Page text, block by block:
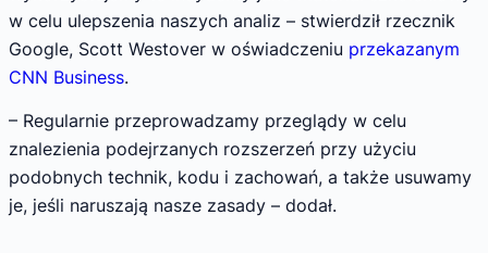
w celu ulepszenia naszych analiz – stwierdził rzecznik
Google, Scott Westover w oświadczeniu przekazanym
CNN Business.
– Regularnie przeprowadzamy przeglądy w celu
znalezienia podejrzanych rozszerzeń przy użyciu
podobnych technik, kodu i zachowań, a także usuwamy
je, jeśli naruszają nasze zasady – dodał.